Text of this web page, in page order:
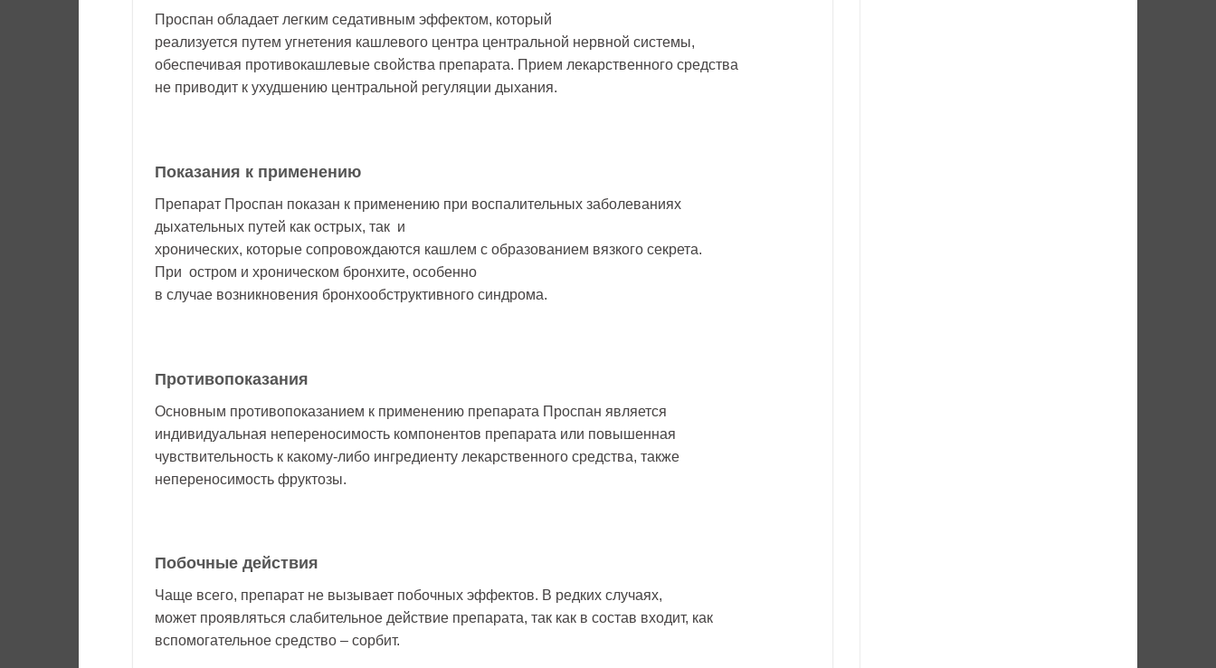
Проспан обладает легким седативным эффектом, который
реализуется путем угнетения кашлевого центра центральной нервной системы,
обеспечивая противокашлевые свойства препарата. Прием лекарственного средства
не приводит к ухудшению центральной регуляции дыхания.
Показания к применению
Препарат Проспан показан к применению при воспалительных заболеваниях
дыхательных путей как острых, так и
хронических, которые сопровождаются кашлем с образованием вязкого секрета.
При остром и хроническом бронхите, особенно
в случае возникновения бронхообструктивного синдрома.
Противопоказания
Основным противопоказанием к применению препарата Проспан является
индивидуальная непереносимость компонентов препарата или повышенная
чувствительность к какому-либо ингредиенту лекарственного средства, также
непереносимость фруктозы.
Побочные действия
Чаще всего, препарат не вызывает побочных эффектов. В редких случаях,
может проявляться слабительное действие препарата, так как в состав входит, как
вспомогательное средство – сорбит.